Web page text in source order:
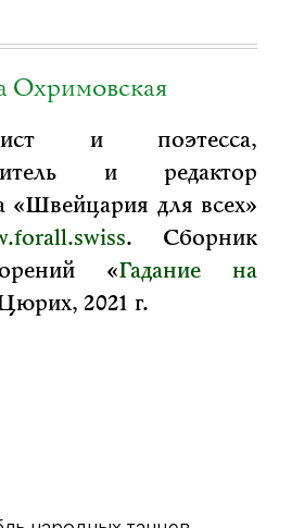
Охримовская
и поэтесса,
и редактор
«Швейцария для всех»
. Сборник
«Гадание на
2021 г.